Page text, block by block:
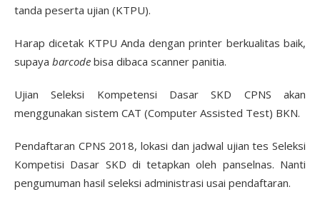
tanda peserta ujian (KTPU).
Harap dicetak KTPU Anda dengan printer berkualitas baik,
supaya barcode bisa dibaca scanner panitia.
Ujian Seleksi Kompetensi Dasar SKD CPNS akan
menggunakan sistem CAT (Computer Assisted Test) BKN.
Pendaftaran CPNS 2018, lokasi dan jadwal ujian tes Seleksi
Kompetisi Dasar SKD di tetapkan oleh panselnas. Nanti
pengumuman hasil seleksi administrasi usai pendaftaran.